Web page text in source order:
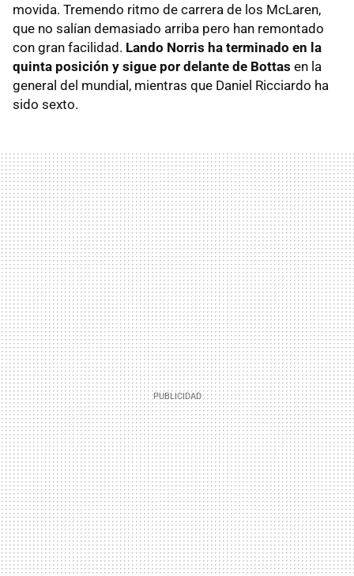
movida. Tremendo ritmo de carrera de los McLaren,
que no salían demasiado arriba pero han remontado
con gran facilidad. Lando Norris ha terminado en la
quinta posición y sigue por delante de Bottas en la
general del mundial, mientras que Daniel Ricciardo ha
sido sexto.